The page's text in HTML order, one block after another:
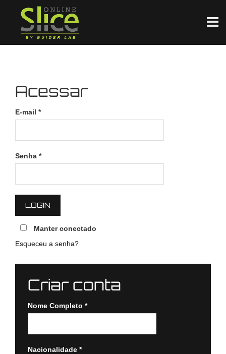
Acessar
E-mail *
Senha *
Manter conectado
Esqueceu a senha?
Criar conta
Nome Completo *
Nacionalidade *